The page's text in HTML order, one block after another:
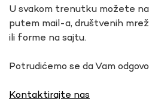
U svakom trenutku možete
putem mail-a, društvenih
ili forme na sajtu.
Potrudićemo se da Vam
Kontaktirajte nas